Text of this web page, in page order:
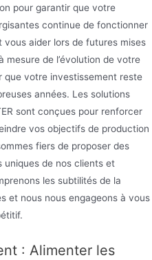
pour garantir que votre
continue de fonctionner
vous aider lors de futures mises
de l’évolution de votre
que votre investissement reste
années. Les solutions
sont conçues pour renforcer
vos objectifs de production
fiers de proposer des
uniques de nos clients et
les subtilités de la
et nous nous engageons à vous
: Alimenter les